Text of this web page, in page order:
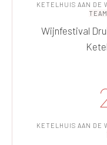
KETELHUIS AAN DE
TEAM
Wijnfestival
KETELHUIS AAN DE